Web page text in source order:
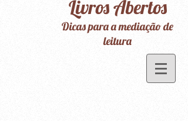
Livros Abertos
Dicas para a mediação de
leitura